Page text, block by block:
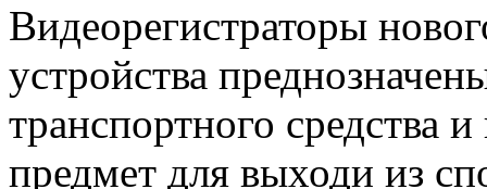
Видеорегистраторы
устройства
транспортного средства
предмет для выходи из